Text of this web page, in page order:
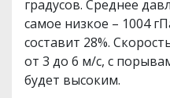
градусов. Среднее
самое низкое – 1004
составит 28%.
от 3 до 6 м/с, с
будет высоким.